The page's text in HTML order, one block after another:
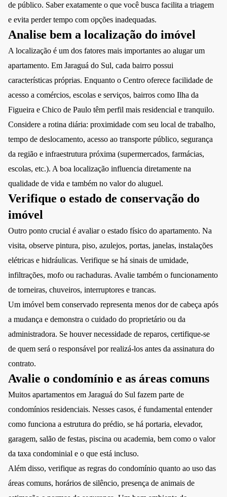
de público. Saber exatamente o que você busca facilita a triagem
e evita perder tempo com opções inadequadas.
Analise bem a localização do imóvel
A localização é um dos fatores mais importantes ao alugar um
apartamento. Em Jaraguá do Sul, cada bairro possui
características próprias. Enquanto o Centro oferece facilidade de
acesso a comércios, escolas e serviços, bairros como Ilha da
Figueira e Chico de Paulo têm perfil mais residencial e tranquilo.
Considere a rotina diária: proximidade com seu local de trabalho,
tempo de deslocamento, acesso ao transporte público, segurança
da região e infraestrutura próxima (supermercados, farmácias,
escolas, etc.). A boa localização influencia diretamente na
qualidade de vida e também no valor do aluguel.
Verifique o estado de conservação do
imóvel
Outro ponto crucial é avaliar o estado físico do apartamento. Na
visita, observe pintura, piso, azulejos, portas, janelas, instalações
elétricas e hidráulicas. Verifique se há sinais de umidade,
infiltrações, mofo ou rachaduras. Avalie também o funcionamento
de torneiras, chuveiros, interruptores e trancas.
Um imóvel bem conservado representa menos dor de cabeça após
a mudança e demonstra o cuidado do proprietário ou da
administradora. Se houver necessidade de reparos, certifique-se
de quem será o responsável por realizá-los antes da assinatura do
contrato.
Avalie o condomínio e as áreas comuns
Muitos apartamentos em Jaraguá do Sul fazem parte de
condomínios residenciais. Nesses casos, é fundamental entender
como funciona a estrutura do prédio, se há portaria, elevador,
garagem, salão de festas, piscina ou academia, bem como o valor
da taxa condominial e o que está incluso.
Além disso, verifique as regras do condomínio quanto ao uso das
áreas comuns, horários de silêncio, presença de animais de